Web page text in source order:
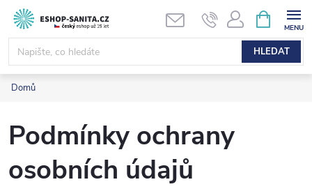
Přejít
obsah
HLEDAT
NÁKUPNÍ
KOŠÍK
Domů
Podmínky ochrany
osobních údajů